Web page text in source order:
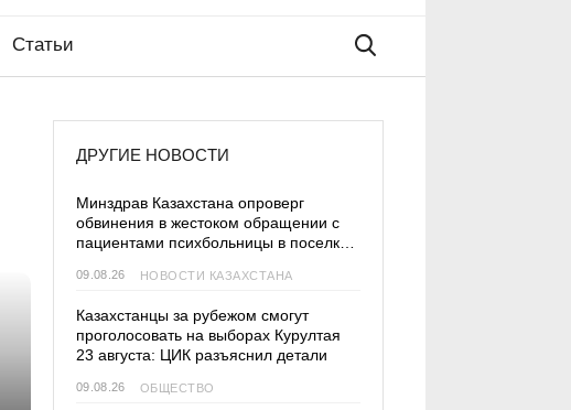
Статьи
ДРУГИЕ НОВОСТИ
Минздрав Казахстана опроверг
обвинения в жестоком обращении с
пациентами психбольницы в поселке
09.08.26 НОВОСТИ КАЗАХСТАНА
Казахстанцы за рубежом смогут
проголосовать на выборах Курултая
23 августа: ЦИК разъяснил детали
09.08.26 ОБЩЕСТВО